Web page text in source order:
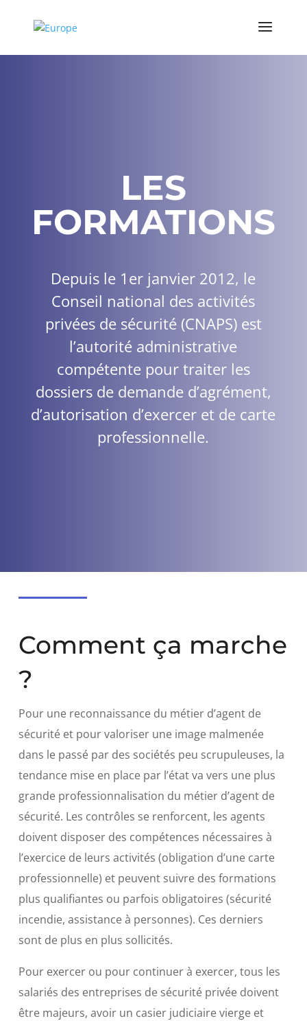
LES
FORMATIONS
Depuis le 1er janvier 2012, le
Conseil national des activités
privées de sécurité (CNAPS) est
l’autorité administrative
compétente pour traiter les
dossiers de demande d’agrément,
d’autorisation d’exercer et de carte
professionnelle.
Comment ça marche
?
Pour une reconnaissance du métier d’agent de
sécurité et pour valoriser une image malmenée
dans le passé par des sociétés peu scrupuleuses, la
tendance mise en place par l’état va vers une plus
grande professionnalisation du métier d’agent de
sécurité. Les contrôles se renforcent, les agents
doivent disposer des compétences nécessaires à
l’exercice de leurs activités (obligation d’une carte
professionnelle) et peuvent suivre des formations
plus qualifiantes ou parfois obligatoires (sécurité
incendie, assistance à personnes). Ces derniers
sont de plus en plus sollicités.
Pour exercer ou pour continuer à exercer, tous les
salariés des entreprises de sécurité privée doivent
être majeurs, avoir un casier judiciaire vierge et